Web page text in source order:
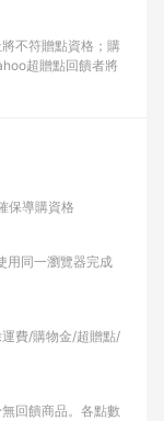
不符贈點資格；購
超贈點回饋者將
保導購資格
用同一瀏覽器完成
費/購物金/超贈點/
回饋商品。各點數